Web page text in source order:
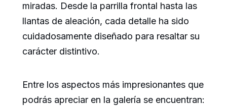
miradas. Desde la parrilla frontal hasta las
llantas de aleación, cada detalle ha sido
cuidadosamente diseñado para resaltar su
carácter distintivo.
Entre los aspectos más impresionantes que
podrás apreciar en la galería se encuentran: